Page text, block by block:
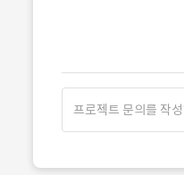
프로젝트 문의를 작